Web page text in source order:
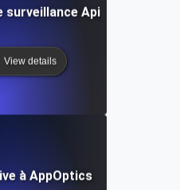
surveillance Apigee
View details
à AppOptics